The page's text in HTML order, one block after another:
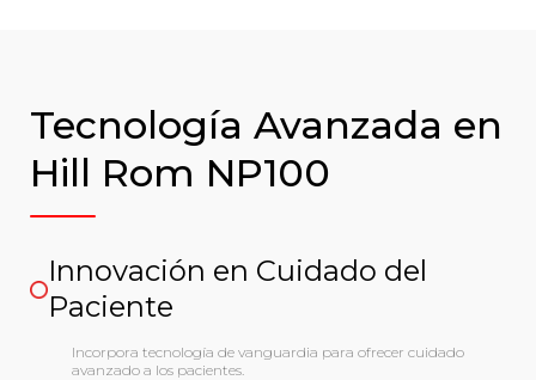
Tecnología Avanzada en
Hill Rom NP100
Innovación en Cuidado del
Paciente
Incorpora tecnología de vanguardia para ofrecer cuidado
avanzado a los pacientes.